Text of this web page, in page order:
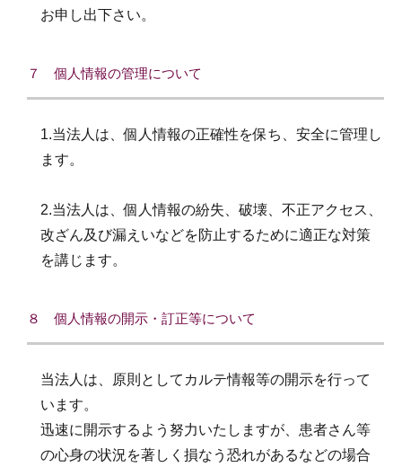
お申し出下さい。
７ 個人情報の管理について
1.当法人は、個人情報の正確性を保ち、安全に管理し
ます。
2.当法人は、個人情報の紛失、破壊、不正アクセス、
改ざん及び漏えいなどを防止するために適正な対策
を講じます。
８ 個人情報の開示・訂正等について
当法人は、原則としてカルテ情報等の開示を行って
います。
迅速に開示するよう努力いたしますが、患者さん等
の心身の状況を著しく損なう恐れがあるなどの場合